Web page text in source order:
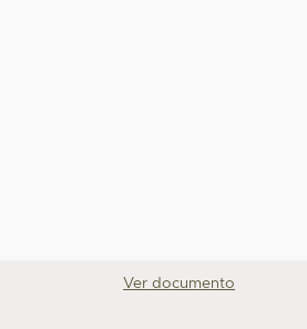
Ver documento